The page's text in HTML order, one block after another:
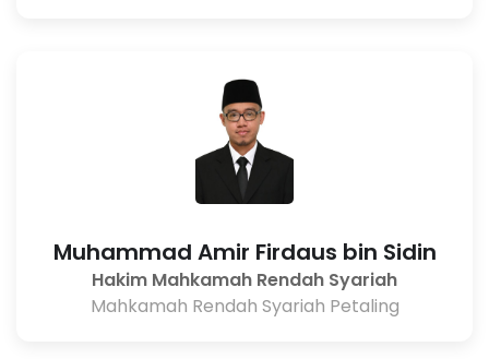
Muhammad Amir Firdaus bin Sidin
Hakim Mahkamah Rendah Syariah
Mahkamah Rendah Syariah Petaling